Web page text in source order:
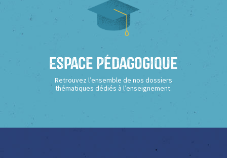
Espace Pédagogique
Retrouvez l’ensemble de nos dossiers
thématiques dédiés à l’enseignement.